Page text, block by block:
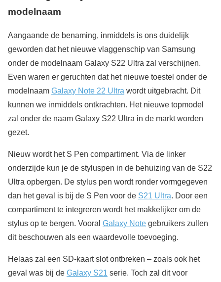
modelnaam
Aangaande de benaming, inmiddels is ons duidelijk
geworden dat het nieuwe vlaggenschip van Samsung
onder de modelnaam Galaxy S22 Ultra zal verschijnen.
Even waren er geruchten dat het nieuwe toestel onder de
modelnaam Galaxy Note 22 Ultra wordt uitgebracht. Dit
kunnen we inmiddels ontkrachten. Het nieuwe topmodel
zal onder de naam Galaxy S22 Ultra in de markt worden
gezet.
Nieuw wordt het S Pen compartiment. Via de linker
onderzijde kun je de styluspen in de behuizing van de S22
Ultra opbergen. De stylus pen wordt ronder vormgegeven
dan het geval is bij de S Pen voor de S21 Ultra. Door een
compartiment te integreren wordt het makkelijker om de
stylus op te bergen. Vooral Galaxy Note gebruikers zullen
dit beschouwen als een waardevolle toevoeging.
Helaas zal een SD-kaart slot ontbreken – zoals ook het
geval was bij de Galaxy S21 serie. Toch zal dit voor